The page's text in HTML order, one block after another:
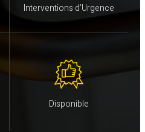
Interventions d’Urgence
Disponible